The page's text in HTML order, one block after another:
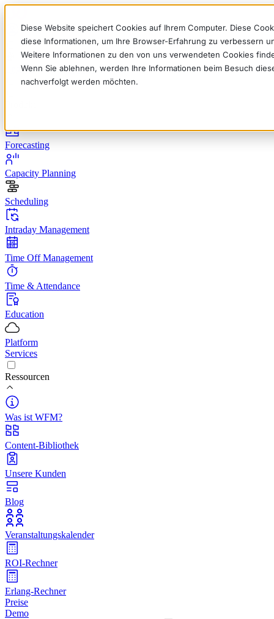
Diese Website speichert Cookies auf Ihrem Computer. Diese
diese Informationen, um Ihre Browser-Erfahrung zu verbessern
Weitere Informationen zu den von uns verwendeten Cookies
Wenn Sie ablehnen, werden Ihre Informationen beim Besuch
nachverfolgt werden möchten.
EnglishDeutschFrançais Español Italiano
Forecasting
Capacity Planning
Scheduling
Intraday Management
Time Off Management
Time & Attendance
Education
Platform
Services
Ressourcen
Was ist WFM?
Content-Bibliothek
Unsere Kunden
Blog
Veranstaltungskalender
ROI-Rechner
Erlang-Rechner
Preise
Demo